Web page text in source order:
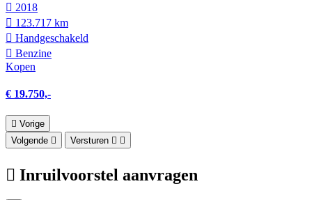
2018
123.717 km
Hand­geschakeld
Benzine
Kopen
€ 19.750,-
Vorige
Volgende
Versturen
Inruilvoorstel aanvragen